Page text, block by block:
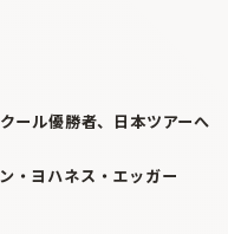
ール優勝者、日本ツアーへ
・ヨハネス・エッガー